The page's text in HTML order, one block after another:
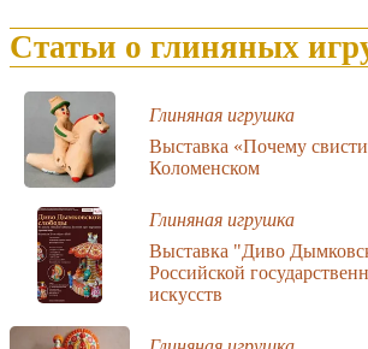
Статьи о глиняных
Глиняная игрушка
Выставка «Почему
Коломенском
Глиняная игрушка
Выставка "Диво
Российской
искусств